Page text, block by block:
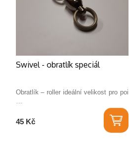
Swivel - obratlík speciál
Obratlík – roller ideální velikost pro poi
45 Kč